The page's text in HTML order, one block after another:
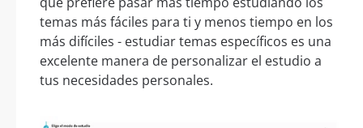
temas más fáciles para ti y menos tiempo en los
más difíciles - estudiar temas específicos es una
excelente manera de personalizar el estudio a
tus necesidades personales.